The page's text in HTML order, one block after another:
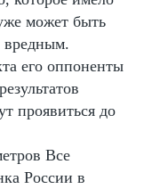
может быть
вредным.
его оппоненты
проявиться до
Все
России в